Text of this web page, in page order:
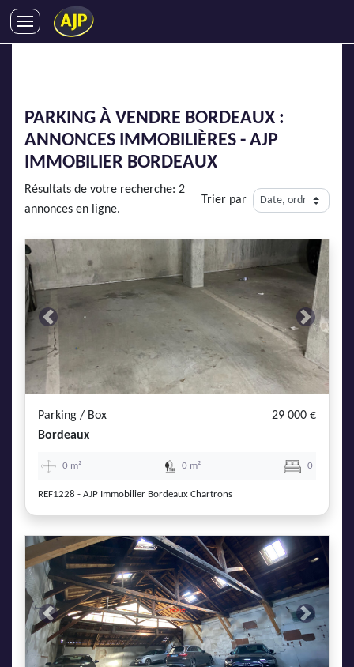
SYNDIC
IMMOBILIER NEUF
ENTREPRISES
DEVENIR FRANCHISÉ
AJP Recrute
AJP Actualités
Service Qualité Clients
PARKING À VENDRE BORDEAUX :
ANNONCES IMMOBILIÈRES - AJP
IMMOBILIER BORDEAUX
Résultats de votre recherche: 2
annonces en ligne.
Trier par
Previous Next
Parking / Box
29 000 €
Bordeaux
0 m² 0 m² 0
REF1228 - AJP Immobilier Bordeaux Chartrons
Previous Next